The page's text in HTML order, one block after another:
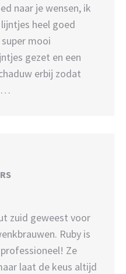
naar je wensen, ik
heel goed
mooi
gezet en een
erbij zodat
zuid geweest voor
Ruby is
Ze
laat de keus altijd